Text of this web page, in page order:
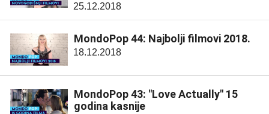
25.12.2018
MondoPop 44: Najbolji filmovi 2018.
18.12.2018
MondoPop 43: "Love Actually" 15
godina kasnije